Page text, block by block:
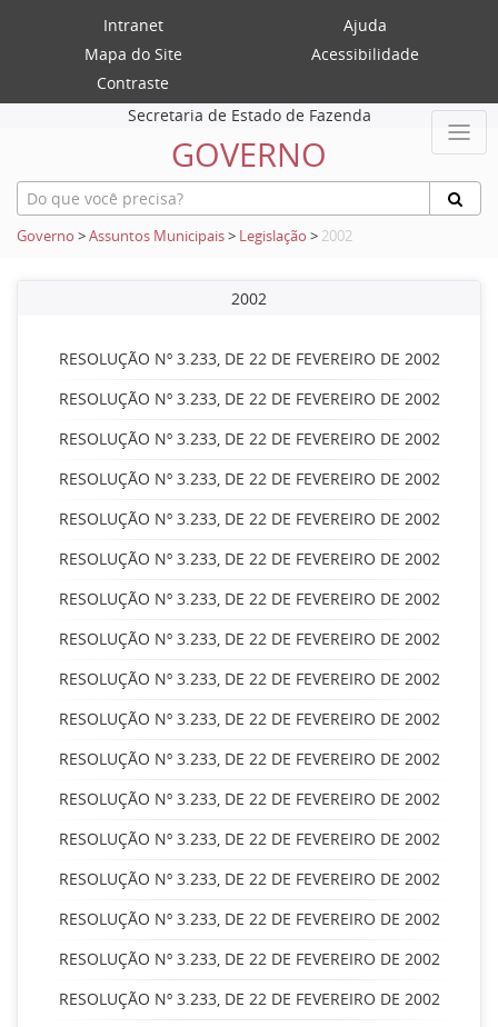
Intranet
Ajuda
Mapa do Site
Acessibilidade
Contraste
Secretaria de Estado de Fazenda
GOVERNO
Governo >Assuntos Municipais> Legislação > 2002
2002
RESOLUÇÃO Nº 3.233, DE 22 DE FEVEREIRO DE 2002
RESOLUÇÃO Nº 3.233, DE 22 DE FEVEREIRO DE 2002
RESOLUÇÃO Nº 3.233, DE 22 DE FEVEREIRO DE 2002
RESOLUÇÃO Nº 3.233, DE 22 DE FEVEREIRO DE 2002
RESOLUÇÃO Nº 3.233, DE 22 DE FEVEREIRO DE 2002
RESOLUÇÃO Nº 3.233, DE 22 DE FEVEREIRO DE 2002
RESOLUÇÃO Nº 3.233, DE 22 DE FEVEREIRO DE 2002
RESOLUÇÃO Nº 3.233, DE 22 DE FEVEREIRO DE 2002
RESOLUÇÃO Nº 3.233, DE 22 DE FEVEREIRO DE 2002
RESOLUÇÃO Nº 3.233, DE 22 DE FEVEREIRO DE 2002
RESOLUÇÃO Nº 3.233, DE 22 DE FEVEREIRO DE 2002
RESOLUÇÃO Nº 3.233, DE 22 DE FEVEREIRO DE 2002
RESOLUÇÃO Nº 3.233, DE 22 DE FEVEREIRO DE 2002
RESOLUÇÃO Nº 3.233, DE 22 DE FEVEREIRO DE 2002
RESOLUÇÃO Nº 3.233, DE 22 DE FEVEREIRO DE 2002
RESOLUÇÃO Nº 3.233, DE 22 DE FEVEREIRO DE 2002
RESOLUÇÃO Nº 3.233, DE 22 DE FEVEREIRO DE 2002